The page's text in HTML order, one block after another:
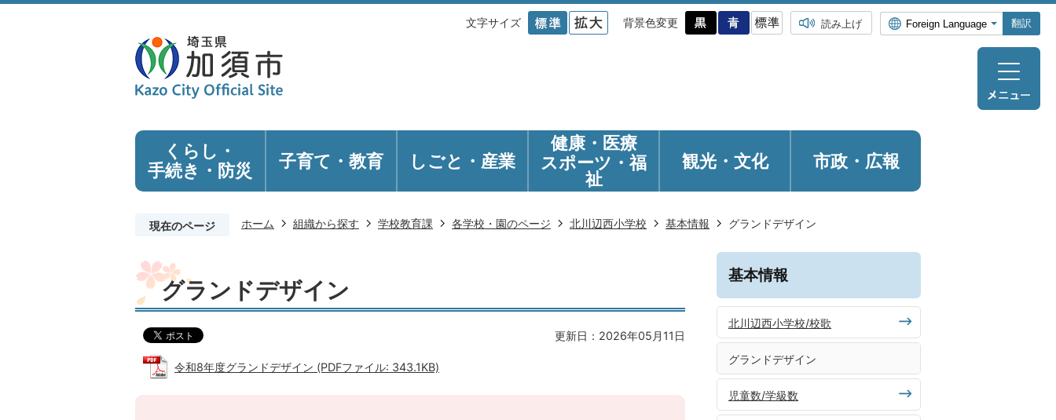
文字サイズ 背景色変更 読み上げ 翻訳
くらし・
手続き ・防災 子育て・教育 しごと・産業
健康・医療
スポーツ・福
祉
観光・ 文化 市政・広報
現在のページ ホーム 組織から探す 学校教育課 各学校・園のページ 北川辺西小学校 基本情報 グランドデザイン
グランドデザイン
更新日：2026年05月11日
令和8年度グランドデザイン (PDFファイル: 343.1KB)
基本情報
北川辺西小学校/校歌
グランドデザイン
児童数/学級数